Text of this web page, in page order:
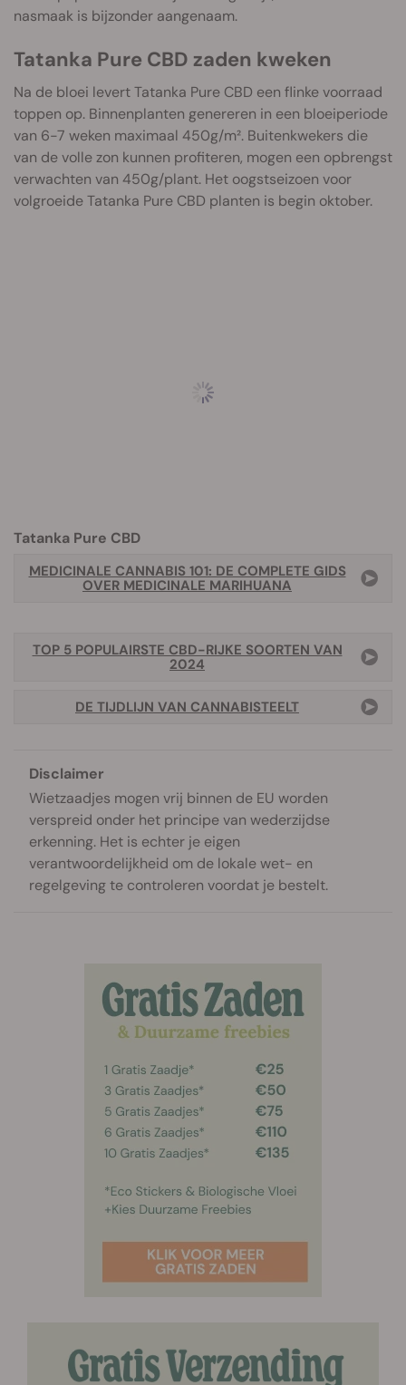
nasmaak is bijzonder aangenaam.
Tatanka Pure CBD zaden kweken
Na de bloei levert Tatanka Pure CBD een flinke voorraad
toppen op. Binnenplanten genereren in een bloeiperiode
van 6-7 weken maximaal 450g/m². Buitenkwekers die
van de volle zon kunnen profiteren, mogen een opbrengst
verwachten van 450g/plant. Het oogstseizoen voor
volgroeide Tatanka Pure CBD planten is begin oktober.
Tatanka Pure CBD
MEDICINALE CANNABIS 101: DE COMPLETE GIDS
OVER MEDICINALE MARIHUANA
TOP 5 POPULAIRSTE CBD-RIJKE SOORTEN VAN
2024
DE TIJDLIJN VAN CANNABISTEELT
Disclaimer
Wietzaadjes mogen vrij binnen de EU worden
verspreid onder het principe van wederzijdse
erkenning. Het is echter je eigen
verantwoordelijkheid om de lokale wet- en
regelgeving te controleren voordat je bestelt.